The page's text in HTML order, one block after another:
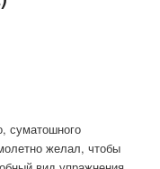
суматошного
желал, чтобы